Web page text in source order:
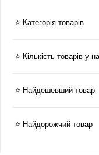
⭐ Категорія товарів
⭐ Кількість товарів у
⭐ Найдешевший товар
⭐ Найдорожчий товар